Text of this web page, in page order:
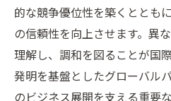
的な競争優位性を築くととも
の信頼性を向上させます。異
理解し、調和を図ることが国
発明を基盤としたグローバル
のビジネス展開を支える重要